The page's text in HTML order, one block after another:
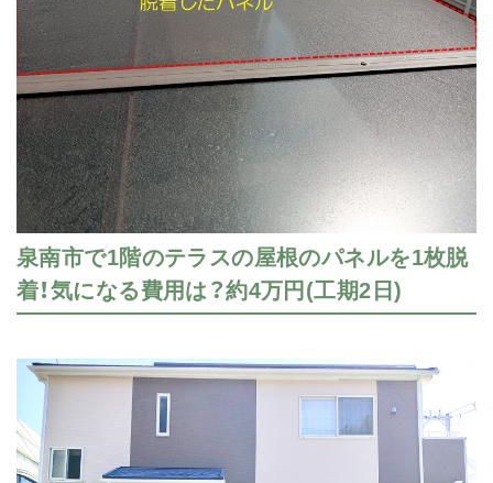
泉南市で1階のテラスの屋根のパネルを1枚脱
着！気になる費用は？約4万円(工期2日)